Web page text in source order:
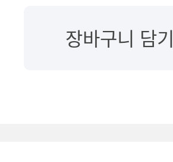
장바구니 담기